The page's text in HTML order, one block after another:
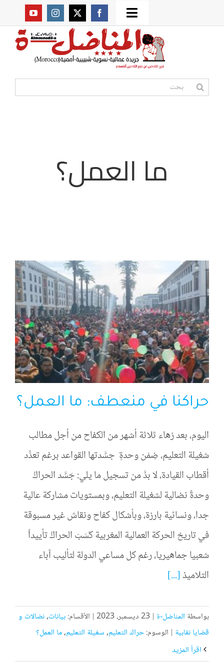
to
Toggle
Navigation
من نحن؟
افتتاحية موقع المناضل-ة
روابط
البحث
ما العمل؟
حراكنا في منعطف: ما العمل؟
اليوم، بعد زهاء ثلاثة أشهر من الكفاح من أجل مطالب
شغيلة التعليم، ضِمْن وحدةٍ جسَّدتها القواعد برغم تعدُّد
أقطاب القيادة، لا بدَّ من تسجيل ما يلي: جَسَّد الحراكُ
وحدةً نضالية لشغيلة التعليم، وبمستويات مشاركة عالية
جدا، ونسائية بارزة، وبأشكال كفاح ونقاش غير مسبوقة
في تاريخ الحركة العمالية المغربية كَسَبَ الحراكُ تأييداً
شعبيا جماهيريا، رغم كل مساعي الدولة لتأليب آباء
التلاميذ[...]
بواسطة المناضل-ة | 23 ديسمبر، 2023 | الأقسام:بيانات,نضالات و
قضايا نقابية | الوسوم:حراك التعليم,سغيلة التعليم,ما العمل؟